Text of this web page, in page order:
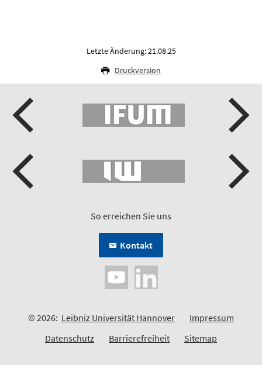
Letzte Änderung: 21.08.25
Druckversion
So erreichen Sie uns
Kontakt
© 2026: Leibniz Universität Hannover
Impressum
Datenschutz
Barrierefreiheit Sitemap